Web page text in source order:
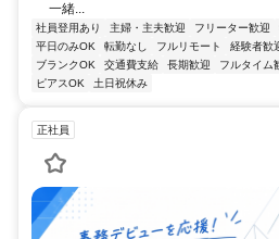
一緒...
社員登用あり 主婦・主夫歓迎 フリーター歓迎
平日のみOK
転勤なし フルリモート 経験者歓
ブランクOK
交通費支給 長期歓迎 フルタイム
ピアスOK
土日祝休み
正社員